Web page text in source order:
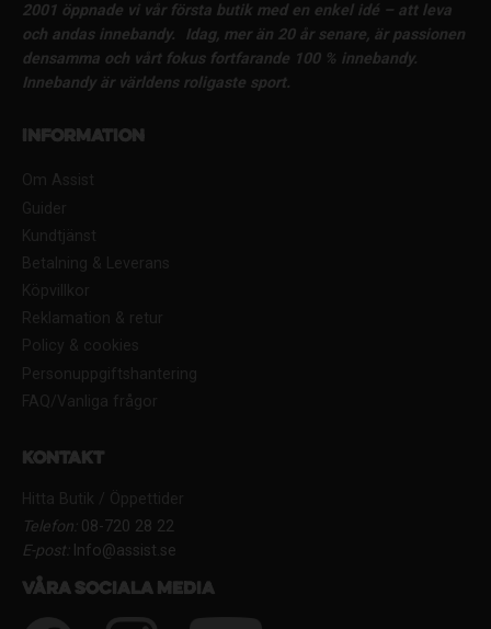
2001 öppnade vi vår första butik med en enkel idé – att leva
och andas innebandy.
Idag, mer än 20 år senare, är passionen
densamma och vårt fokus fortfarande 100 % innebandy.
Innebandy är världens roligaste sport.
Information
Om Assist
Guider
Kundtjänst
Betalning & Leverans
Köpvillkor
Reklamation & retur
Policy & cookies
Personuppgiftshantering
FAQ/Vanliga frågor
Kontakt
Hitta Butik / Öppettider
Telefon:08-720 28 22
E-post:Info@assist.se
Våra sociala media